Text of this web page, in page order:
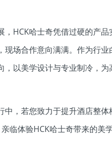
，HCK哈士奇凭借过硬的产
现场合作意向满满。作为行
，以美学设计与专业制冷，为
中，若您致力于提升酒店整
临体验HCK哈士奇带来的美